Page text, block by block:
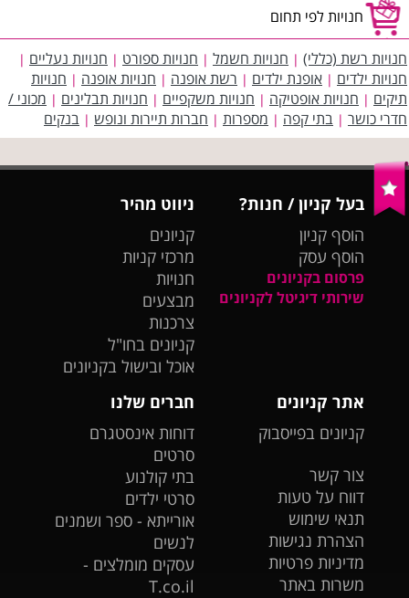
חנויות לפי תחום
חנויות רשת (כללי) | חנויות חשמל | חנויות ספורט | חנויות נעליים |
חנויות ילדים | אופנת ילדים | רשת אופנה | חנויות אופנה | חנויות
תיקים | חנויות אופטיקה | חנויות משקפיים | חנויות תבלינים | מכוני /
חדרי כושר | בתי קפה | מספרות | חברות תיירות ונופש | בנקים
בעל קניון / חנות?
הוסף קניון
הוסף עסק
פרסום בקניונים
שירותי דיגיטל לקניונים
ניווט מהיר
קניונים
מרכזי קניות
חנויות
מבצעים
צרכנות
קניונים בחו"ל
אוכל ובישול בקניונים
אתר קניונים
קניונים בפייסבוק
צור קשר
דווח על טעות
תנאי שימוש
הצהרת נגישות
מדיניות פרטיות
משרות באתר
חברים שלנו
דוחות אינסטגרם
סרטים
בתי קולנוע
סרטי ילדים
אורייתא - ספר ושמנים
לנשים
עסקים מומלצים -
T.co.il